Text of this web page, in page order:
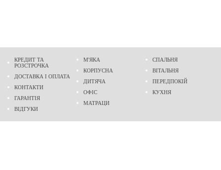
КРЕДИТ ТА
РОЗСТРОЧКА
ДОСТАВКА І ОПЛАТА
КОНТАКТИ
ГАРАНТІЯ
ВІДГУКИ
М'ЯКА
КОРПУСНА
ДИТЯЧА
ОФІС
МАТРАЦИ
СПАЛЬНЯ
ВІТАЛЬНЯ
ПЕРЕДПОКІЙ
КУХНЯ